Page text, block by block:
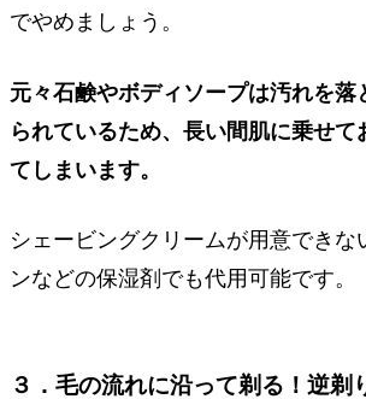
でやめましょう。
元々石鹸やボディソープは汚れを落
られているため、長い間肌に乗せて
てしまいます。
シェービングクリームが用意できな
ンなどの保湿剤でも代用可能です。
３．毛の流れに沿って剃る！逆剃